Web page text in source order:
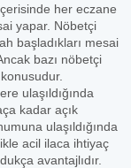
her eczane
yapar. Nöbetçi
başladıkları mesai
bazı nöbetçi
ulaşıldığında
kadar açık
ulaşıldığında
acil ilaca ihtiyaç
avantajlıdır.